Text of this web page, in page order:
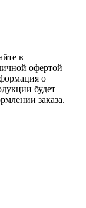
в
офертой
о
будет
заказа.